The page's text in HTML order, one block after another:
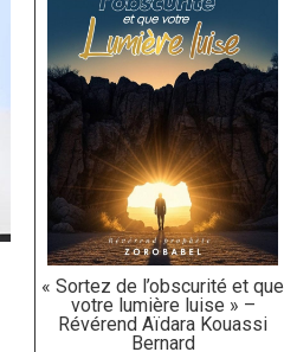
« Sortez de l’obscurité et que
votre lumière luise » –
Révérend Aïdara Kouassi
Bernard